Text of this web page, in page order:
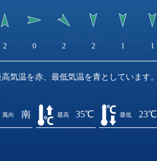
2 0 2 2 1 1
気温を赤、最低気温を青としています。
風向 南 最高 35℃ 最低 23℃